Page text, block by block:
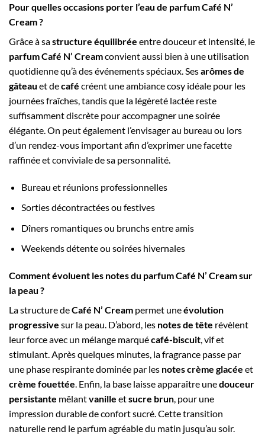
Pour quelles occasions porter l’eau de parfum Café N’
Cream ?
Grâce à sastructure équilibrée entre douceur et intensité, le
parfum Café N’ Creamconvient aussi bien à une utilisation
quotidienne qu’à des événements spéciaux. Sesarômes de
gâteau et decafé créent une ambiance cosy idéale pour les
journées fraîches, tandis que la légèreté lactée reste
suffisamment discrète pour accompagner une soirée
élégante. On peut également l’envisager au bureau ou lors
d’un rendez-vous important afin d’exprimer une facette
raffinée et conviviale de sa personnalité.
Bureau et réunions professionnelles
Sorties décontractées ou festives
Dîners romantiques ou brunchs entre amis
Weekends détente ou soirées hivernales
Comment évoluent les notes du parfum Café N’ Cream sur
la peau ?
La structure deCafé N’ Cream permet uneévolution
progressive sur la peau. D’abord, les notes de tête révèlent
leur force avec un mélange marquécafé-biscuit, vif et
stimulant. Après quelques minutes, la fragrance passe par
une phase respirante dominée par les notes crème glacée et
crème fouettée. Enfin, la base laisse apparaître unedouceur
persistante mêlantvanille etsucre brun, pour une
impression durable de confort sucré. Cette transition
naturelle rend le parfum agréable du matin jusqu’au soir.